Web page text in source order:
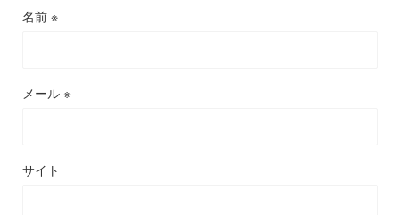
名前 ※
メール ※
サイト